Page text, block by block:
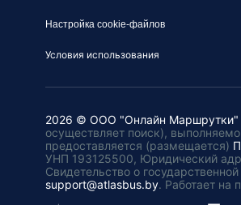
Настройка cookie-файлов
Условия использования
2026 © ООО "Онлайн Маршрутки"
осуществляет поиск),
предоставляется (размещается)
УНП 193125500, Юридический
Свидетельство о
support@atlasbus.by. Работает на